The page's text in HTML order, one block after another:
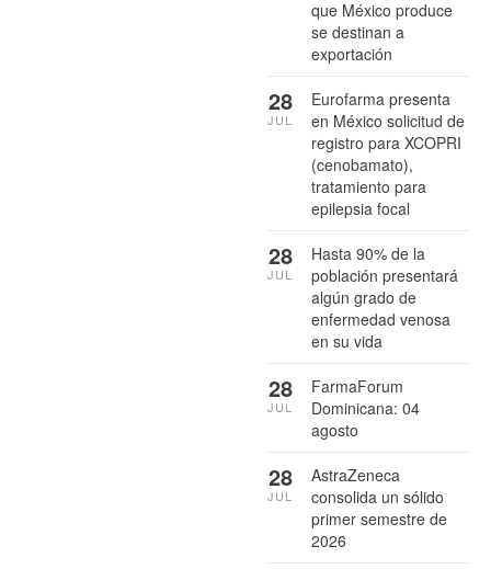
que México produce
se destinan a
exportación
Eurofarma presenta
en México solicitud de
registro para XCOPRI
(cenobamato),
tratamiento para
epilepsia focal
28
JUL
Hasta 90% de la
población presentará
algún grado de
enfermedad venosa
en su vida
28
JUL
FarmaForum
Dominicana: 04
agosto
28
JUL
AstraZeneca
consolida un sólido
primer semestre de
2026
28
JUL